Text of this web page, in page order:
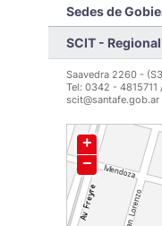
Sedes de
SCIT -
Saavedra 2260 -
Tel: 0342 - 4815711
scit@santafe.gob.ar